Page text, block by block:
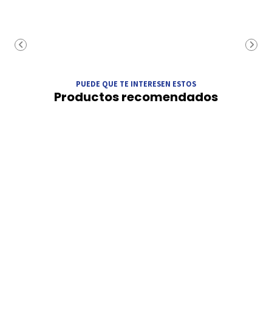
PUEDE QUE TE INTERESEN ESTOS
Productos recomendados